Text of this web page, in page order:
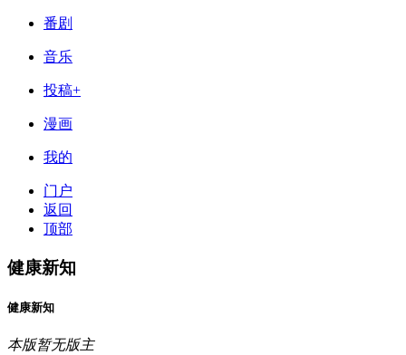
番剧
音乐
投稿+
漫画
我的
门户
返回
顶部
健康新知
健康新知
本版暂无版主